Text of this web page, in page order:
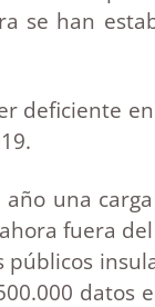
se han
deficiente
una
fuera
públicos
datos